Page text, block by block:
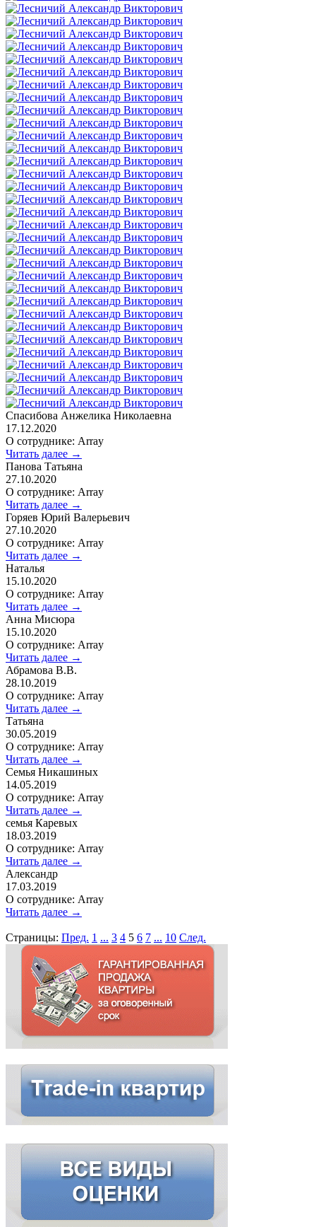
Спасибова Анжелика Николаевна
17.12.2020
О сотруднике: Array
Читать далее →
Панова Татьяна
27.10.2020
О сотруднике: Array
Читать далее →
Горяев Юрий Валерьевич
27.10.2020
О сотруднике: Array
Читать далее →
Наталья
15.10.2020
О сотруднике: Array
Читать далее →
Анна Мисюра
15.10.2020
О сотруднике: Array
Читать далее →
Абрамова В.В.
28.10.2019
О сотруднике: Array
Читать далее →
Татьяна
30.05.2019
О сотруднике: Array
Читать далее →
Семья Никашиных
14.05.2019
О сотруднике: Array
Читать далее →
семья Каревых
18.03.2019
О сотруднике: Array
Читать далее →
Александр
17.03.2019
О сотруднике: Array
Читать далее →
Страницы: Пред. 1 ... 3 4 5 6 7 ... 10 След.